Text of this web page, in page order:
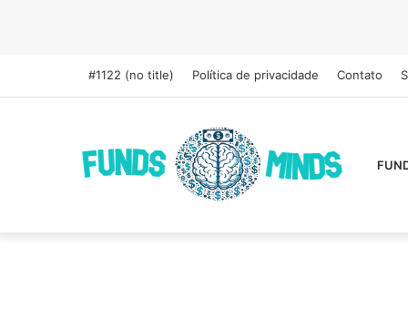
#1122 (no title) Política de privacidade Contato